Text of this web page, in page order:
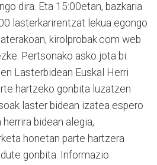
dira. Eta 15:00etan, bazkaria
lasterkarirentzat lekua egongo
kirolprobak.com web
Pertsonako asko jota bi.
Lasterbidean Euskal Herri
hartzeko gonbita luzatzen
laster bidean izatea espero
bidean alegia,
honetan parte hartzera
gonbita. Informazio